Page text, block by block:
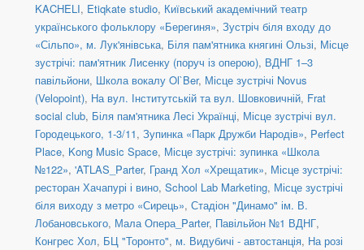
KACHELI, Etiqkate studio, Київський академічний театр
українського фольклору «Берегиня», Зустріч біля входу до
«Сільпо», м. Лук'янівська, Біля пам'ятника княгині Ользі, Місце
зустрічі: пам'ятник Лисенку (поруч із оперою), ВДНГ 1–3
павільйони, Школа вокалу Ol`Ber, Місце зустрічі Novus
(Velopoint), На вул. Інститутській та вул. Шовковичній, Frat
social сlub, Біля пам'ятника Лесі Українці, Місце зустрічі вул.
Городецького, 1-3/11, Зупинка «Парк Дружби Народів», Perfect
Place, Kong Music Space, Місце зустрічі: зупинка «Школа
№122», 'ATLAS_Parter, Гранд Хол «Хрещатик», Місце зустрічі:
ресторан Хачапурі і вино, School Lab Marketing, Місце зустрічі
біля виходу з метро «Сирець», Стадіон "Динамо" ім. В.
Лобановського, Мала Опера_Parter, Павільйон №1 ВДНГ,
Конгрес Хол, БЦ "Торонто", м. Видубичі - автостанція, На розі